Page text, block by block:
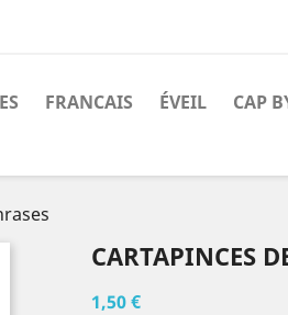
FRANCAIS ÉVEIL CAP
CARTAPINCES
1,50 €